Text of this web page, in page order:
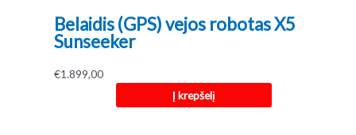
Belaidis (GPS) vejos robotas X5
Sunseeker
€1.899,00
Į krepšelį